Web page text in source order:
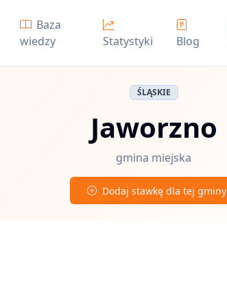
Baza
wiedzy
Statystyki Blog
ŚLĄSKIE
Jaworzno
gmina miejska
Dodaj stawkę dla tej gminy